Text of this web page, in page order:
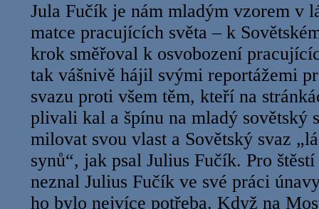
Jula Fučík je nám mladým vzorem v
matce pracujících světa – k
krok směřoval k osvobození
tak vášnivě hájil svými reportážemi
svazu proti všem těm, kteří na
plivali kal a špínu na mladý sovětský
milovat svou vlast a Sovětský svaz
synů“, jak psal Julius Fučík. Pro
neznal Julius Fučík ve své práci
ho bylo nejvíce potřeba. Když na